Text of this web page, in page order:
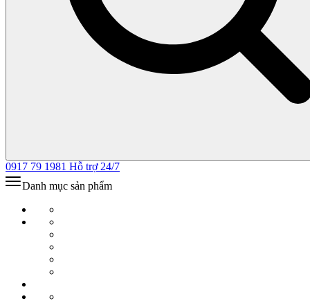
0917 79 1981 Hỗ trợ 24/7
Danh mục sản phẩm